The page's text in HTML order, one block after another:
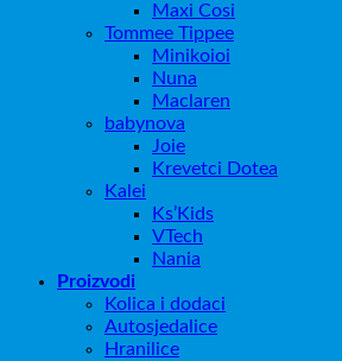
Maxi Cosi
Tommee Tippee
Minikoioi
Nuna
Maclaren
babynova
Joie
Krevetci Dotea
Kalei
Ks’Kids
VTech
Nania
Proizvodi
Kolica i dodaci
Autosjedalice
Hranilice